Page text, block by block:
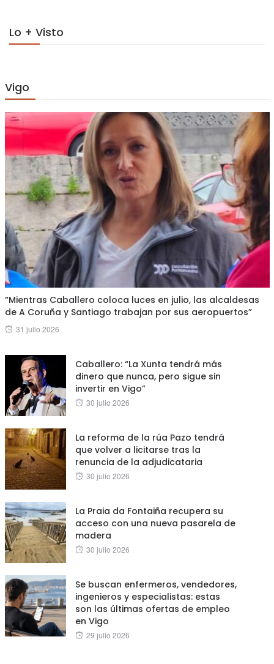
Lo + Visto
Vigo
“Mientras Caballero coloca luces en julio, las alcaldesas
de A Coruña y Santiago trabajan por sus aeropuertos”
Posted
31 julio 2026
Caballero: “La Xunta tendrá más
dinero que nunca, pero sigue sin
invertir en Vigo”
Posted
30 julio 2026
La reforma de la rúa Pazo tendrá
que volver a licitarse tras la
renuncia de la adjudicataria
Posted
30 julio 2026
La Praia da Fontaiña recupera su
acceso con una nueva pasarela de
madera
Posted
30 julio 2026
Se buscan enfermeros, vendedores,
ingenieros y especialistas: estas
son las últimas ofertas de empleo
en Vigo
Posted
29 julio 2026